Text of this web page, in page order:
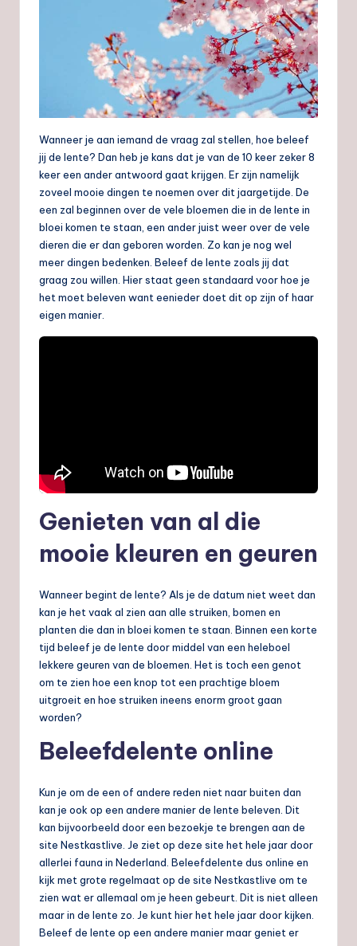
Wanneer je aan iemand de vraag zal stellen, hoe beleef
jij de lente? Dan heb je kans dat je van de 10 keer zeker 8
keer een ander antwoord gaat krijgen. Er zijn namelijk
zoveel mooie dingen te noemen over dit jaargetijde. De
een zal beginnen over de vele bloemen die in de lente in
bloei komen te staan, een ander juist weer over de vele
dieren die er dan geboren worden. Zo kan je nog wel
meer dingen bedenken. Beleef de lente zoals jij dat
graag zou willen. Hier staat geen standaard voor hoe je
het moet beleven want eenieder doet dit op zijn of haar
eigen manier.
Genieten van al die
mooie kleuren en geuren
Wanneer begint de lente? Als je de datum niet weet dan
kan je het vaak al zien aan alle struiken, bomen en
planten die dan in bloei komen te staan. Binnen een korte
tijd beleef je de lente door middel van een heleboel
lekkere geuren van de bloemen. Het is toch een genot
om te zien hoe een knop tot een prachtige bloem
uitgroeit en hoe struiken ineens enorm groot gaan
worden?
Beleefdelente online
Kun je om de een of andere reden niet naar buiten dan
kan je ook op een andere manier de lente beleven. Dit
kan bijvoorbeeld door een bezoekje te brengen aan de
site Nestkastlive. Je ziet op deze site het hele jaar door
allerlei fauna in Nederland. Beleefdelente dus online en
kijk met grote regelmaat op de site Nestkastlive om te
zien wat er allemaal om je heen gebeurt. Dit is niet alleen
maar in de lente zo. Je kunt hier het hele jaar door kijken.
Beleef de lente op een andere manier maar geniet er